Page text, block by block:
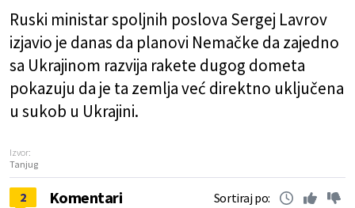
Ruski ministar spoljnih poslova Sergej Lavrov
izjavio je danas da planovi Nemačke da zajedno
sa Ukrajinom razvija rakete dugog dometa
pokazuju da je ta zemlja već direktno uključena
u sukob u Ukrajini.
Izvor:
Tanjug
2 Komentari Sortiraj po: